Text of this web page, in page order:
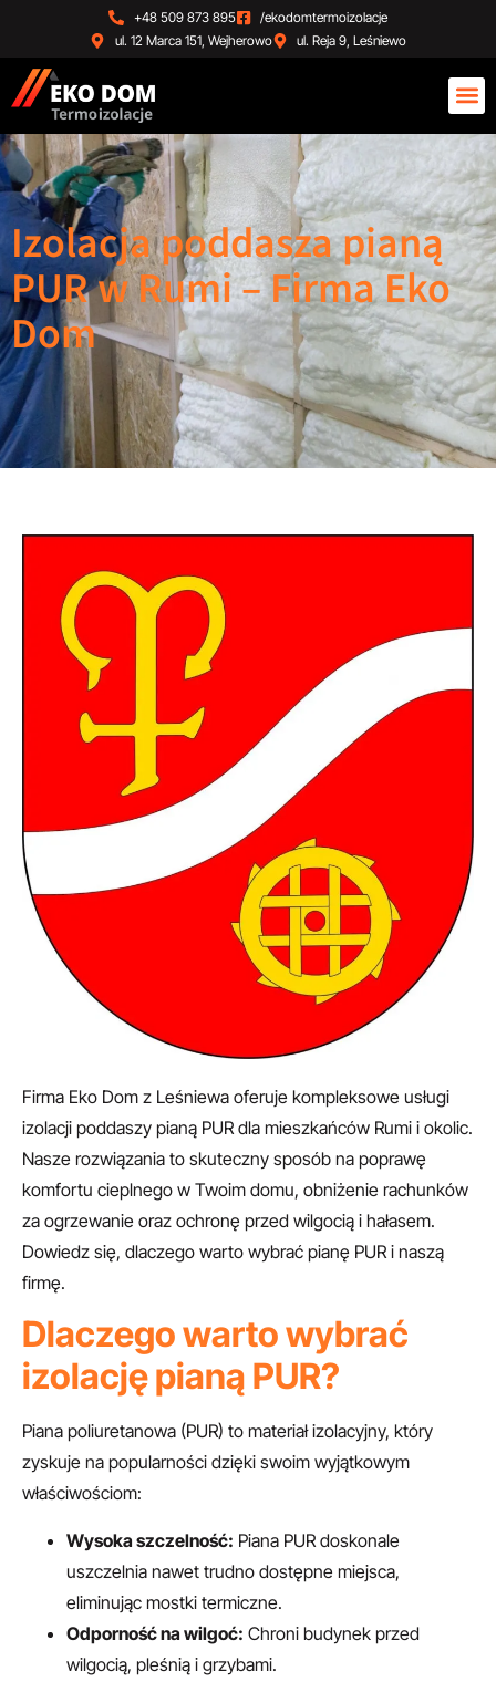
+48 509 873 895
/ekodomtermoizolacje
ul. 12 Marca 151, Wejherowo
ul. Reja 9, Leśniewo
Izolacja poddasza pianą
PUR w Rumi – Firma Eko
Dom
Firma Eko Dom z Leśniewa oferuje kompleksowe usługi
izolacji poddaszy pianą PUR dla mieszkańców Rumi i okolic.
Nasze rozwiązania to skuteczny sposób na poprawę
komfortu cieplnego w Twoim domu, obniżenie rachunków
za ogrzewanie oraz ochronę przed wilgocią i hałasem.
Dowiedz się, dlaczego warto wybrać pianę PUR i naszą
firmę.
Dlaczego warto wybrać
izolację pianą PUR?
Piana poliuretanowa (PUR) to materiał izolacyjny, który
zyskuje na popularności dzięki swoim wyjątkowym
właściwościom:
Wysoka szczelność: Piana PUR doskonale
uszczelnia nawet trudno dostępne miejsca,
eliminując mostki termiczne.
Odporność na wilgoć: Chroni budynek przed
wilgocią, pleśnią i grzybami.